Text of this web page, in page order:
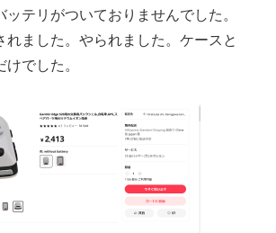
ッテリがついておりませんでした。
れました。やられました。ケースと
でした。